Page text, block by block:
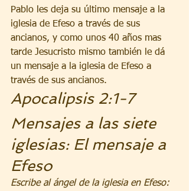
Pablo les deja su último mensaje a la
iglesia de Efeso a través de sus
ancianos, y como unos 40 años mas
tarde Jesucristo mismo también le dá
un mensaje a la iglesia de Efeso a
través de sus ancianos.
Apocalipsis 2:1-7
Mensajes a las siete
iglesias: El mensaje a
Efeso
Escribe al ángel de la iglesia en Efeso: